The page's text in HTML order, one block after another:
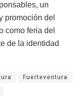
un
promoción del
como feria del
de la identidad
Fuerteventura